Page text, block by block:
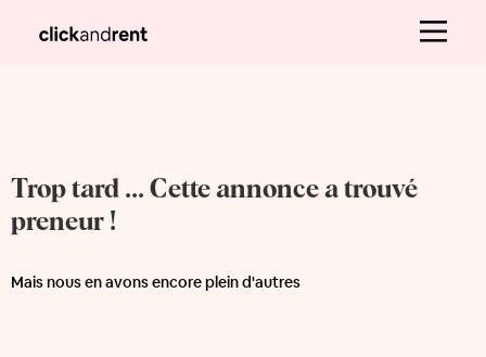
Trop tard ... Cette annonce a trouvé
preneur !
Mais nous en avons encore plein d'autres